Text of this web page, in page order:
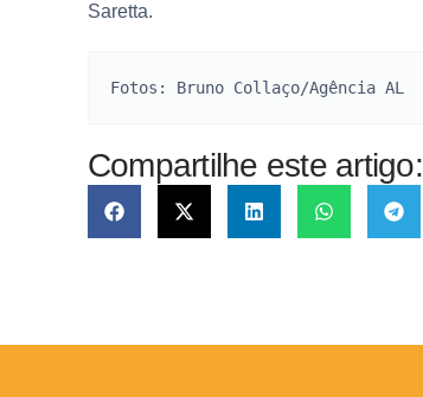
Saretta.
Fotos: Bruno Collaço/Agência AL
Compartilhe este artigo: